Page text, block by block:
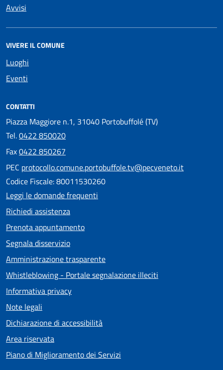
Avvisi
VIVERE IL COMUNE
Luoghi
Eventi
CONTATTI
Piazza Maggiore n.1, 31040 Portobuffolé (TV)
Tel.0422 850020
Fax0422 850267
PEC protocollo.comune.portobuffole.tv@pecveneto.it
Codice Fiscale: 80011530260
Leggi le domande frequenti
Richiedi assistenza
Prenota appuntamento
Segnala disservizio
Amministrazione trasparente
Whistleblowing - Portale segnalazione illeciti
Informativa privacy
Note legali
Dichiarazione di accessibilità
Area riservata
Piano di Miglioramento dei Servizi